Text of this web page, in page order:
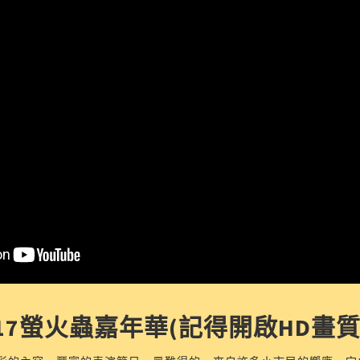
螢火蟲嘉年華(記得開啟HD畫